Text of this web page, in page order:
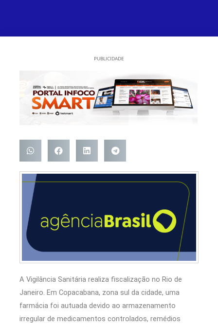
PUBLICIDADE
A Vigilância Sanitária realiza fiscalização no Rio de
Janeiro. Em Copacabana, zona sul da cidade, uma
farmácia foi autuada devido ao armazenamento
irregular de medicamentos controlados, remédios